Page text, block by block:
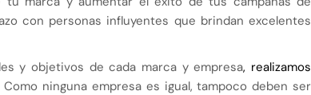
con personas influyentes que brindan excelentes
y objetivos de cada marca y empresa, realizamos
Como ninguna empresa es igual, tampoco deben ser